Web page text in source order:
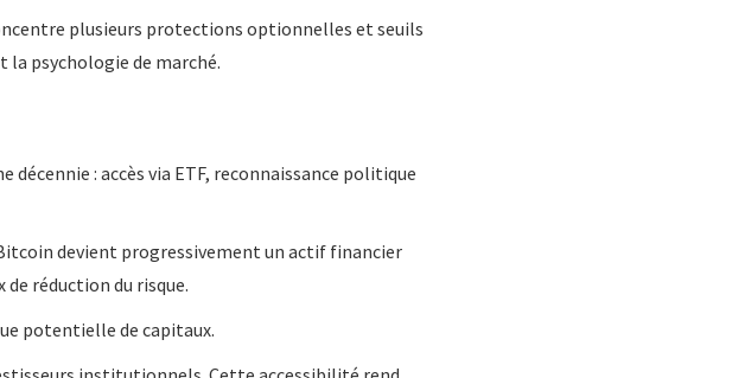
plusieurs protections optionnelles et seuils
la psychologie de marché.
décennie : accès via ETF, reconnaissance politique
devient progressivement un actif financier
réduction du risque.
potentielle de capitaux.